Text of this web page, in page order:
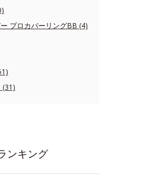
プロカバーリングBB (4)
(31)
ンキング